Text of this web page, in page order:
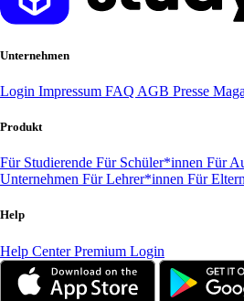
Unternehmen
Login Impressum FAQ AGB Presse
Produkt
Für Studierende Für Schüler*innen Für
Unternehmen Für Lehrer*innen Für Eltern
Help
Help CenterPremium Login